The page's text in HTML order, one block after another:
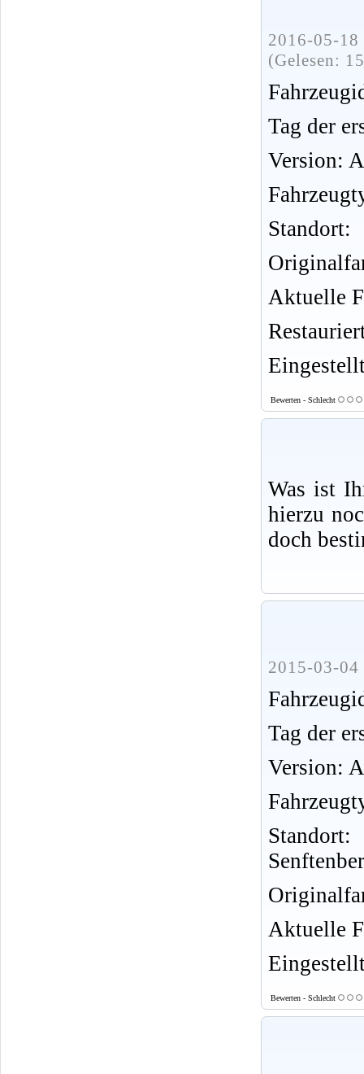
2016-05-
(Gelesen:
Tag der
Version:
Standort:
Aktuelle
Bewerten - Schlecht
Was ist
hierzu
doch
2015-03-04
Tag der
Version:
Aktuelle
Bewerten - Schlecht